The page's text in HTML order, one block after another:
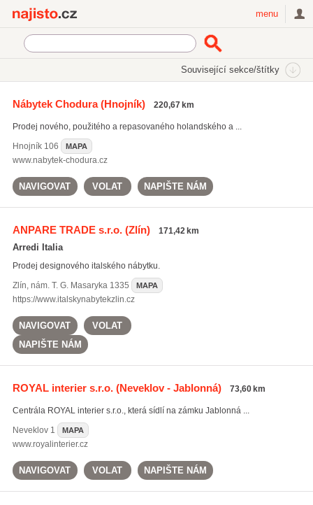
menu
Související sekce/štítky
Nábytek Chodura(Hnojník) 220,67 km
Prodej nového, použitého a repasovaného holandského a ...
Hnojník106 MAPA
www.nabytek-chodura.cz
NAVIGOVAT VOLAT NAPIŠTE NÁM
ANPARE TRADE s.r.o.(Zlín) 171,42 km
Arredi Italia
Prodej designového italského nábytku.
Zlín, nám. T. G. Masaryka 1335 MAPA
https://www.italskynabytekzlin.cz
NAVIGOVAT
VOLAT
NAPIŠTE NÁM
ROYAL interier s.r.o.(Neveklov - Jablonná) 73,60 km
Centrála ROYAL interier s.r.o., která sídlí na zámku Jablonná ...
Neveklov1 MAPA
www.royalinterier.cz
NAVIGOVAT VOLAT NAPIŠTE NÁM